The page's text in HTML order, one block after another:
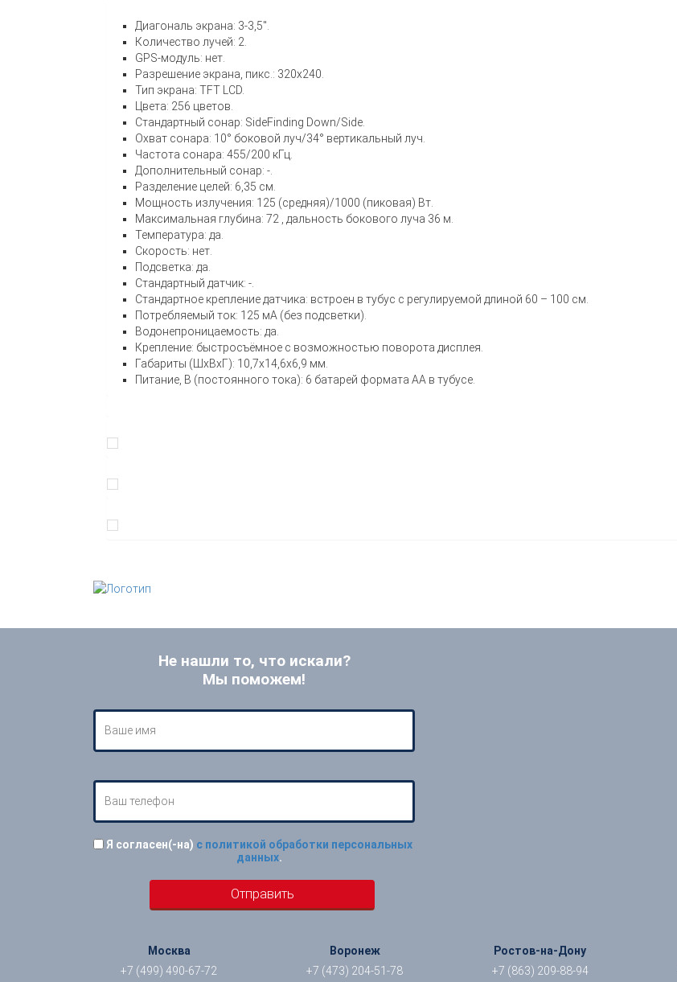
Диагональ экрана: 3-3,5″.
Количество лучей: 2.
GPS-модуль: нет.
Разрешение экрана, пикс.: 320х240.
Тип экрана: TFT LCD.
Цвета: 256 цветов.
Стандартный сонар: SideFinding Down/Side.
Охват сонара: 10° боковой луч/34° вертикальный луч.
Частота сонара: 455/200 кГц.
Дополнительный сонар: -.
Разделение целей: 6,35 см.
Мощность излучения: 125 (средняя)/1000 (пиковая) Вт.
Максимальная глубина: 72 , дальность бокового луча 36 м.
Температура: да.
Скорость: нет.
Подсветка: да.
Стандартный датчик: -.
Стандартное крепление датчика: встроен в тубус с регулируемой длиной 60 – 100 см.
Потребляемый ток: 125 мА (без подсветки).
Водонепроницаемость: да.
Крепление: быстросъёмное с возможностью поворота дисплея.
Габариты (ШхВхГ): 10,7х14,6х6,9 мм.
Питание, В (постоянного тока): 6 батарей формата АА в тубусе.
Не нашли то, что искали?
Мы поможем!
Я согласен(-на) с политикой обработки персональных
данных.
Москва
+7 (499) 490-67-72
Воронеж
+7 (473) 204-51-78
Ростов-на-Дону
+7 (863) 209-88-94